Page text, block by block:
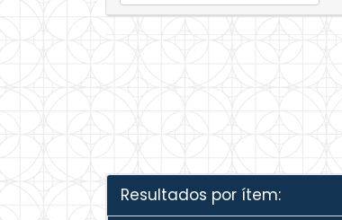
Resultados por ítem: